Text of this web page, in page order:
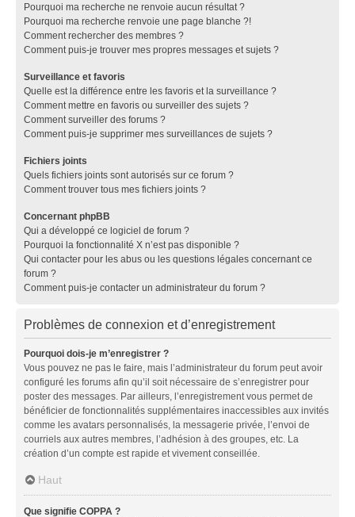
Pourquoi ma recherche ne renvoie aucun résultat ?
Pourquoi ma recherche renvoie une page blanche ?!
Comment rechercher des membres ?
Comment puis-je trouver mes propres messages et sujets ?
Surveillance et favoris
Quelle est la différence entre les favoris et la surveillance ?
Comment mettre en favoris ou surveiller des sujets ?
Comment surveiller des forums ?
Comment puis-je supprimer mes surveillances de sujets ?
Fichiers joints
Quels fichiers joints sont autorisés sur ce forum ?
Comment trouver tous mes fichiers joints ?
Concernant phpBB
Qui a développé ce logiciel de forum ?
Pourquoi la fonctionnalité X n’est pas disponible ?
Qui contacter pour les abus ou les questions légales concernant ce
forum ?
Comment puis-je contacter un administrateur du forum ?
Problèmes de connexion et d’enregistrement
Pourquoi dois-je m’enregistrer ?
Vous pouvez ne pas le faire, mais l’administrateur du forum peut avoir
configuré les forums afin qu’il soit nécessaire de s’enregistrer pour
poster des messages. Par ailleurs, l’enregistrement vous permet de
bénéficier de fonctionnalités supplémentaires inaccessibles aux invités
comme les avatars personnalisés, la messagerie privée, l’envoi de
courriels aux autres membres, l’adhésion à des groupes, etc. La
création d’un compte est rapide et vivement conseillée.
Haut
Que signifie COPPA ?